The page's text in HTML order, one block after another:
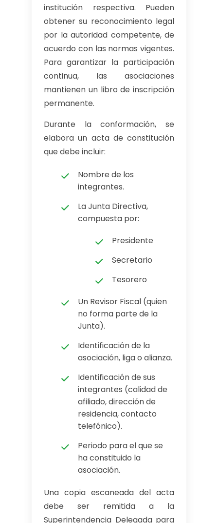
institución respectiva. Pueden
obtener su reconocimiento legal
por la autoridad competente, de
acuerdo con las normas vigentes.
Para garantizar la participación
continua, las asociaciones
mantienen un libro de inscripción
permanente.
Durante la conformación, se
elabora un acta de constitución
que debe incluir:
Nombre de los
integrantes.
La Junta Directiva,
compuesta por:
Presidente
Secretario
Tesorero
Un Revisor Fiscal (quien
no forma parte de la
Junta).
Identificación de la
asociación, liga o alianza.
Identificación de sus
integrantes (calidad de
afiliado, dirección de
residencia, contacto
telefónico).
Periodo para el que se
ha constituido la
asociación.
Una copia escaneada del acta
debe ser remitida a la
Superintendencia Delegada para